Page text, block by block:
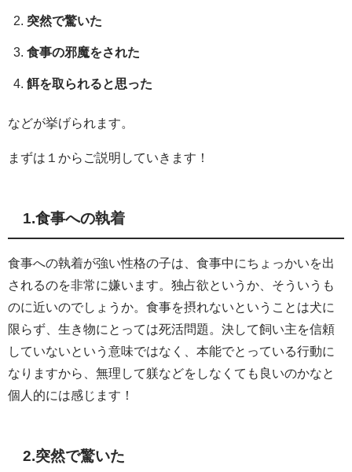
突然で驚いた
食事の邪魔をされた
餌を取られると思った
などが挙げられます。
まずは１からご説明していきます！
1.食事への執着
食事への執着が強い性格の子は、食事中にちょっかいを出
されるのを非常に嫌います。独占欲というか、そういうも
のに近いのでしょうか。食事を摂れないということは犬に
限らず、生き物にとっては死活問題。決して飼い主を信頼
していないという意味ではなく、本能でとっている行動に
なりますから、無理して躾などをしなくても良いのかなと
個人的には感じます！
2.突然で驚いた